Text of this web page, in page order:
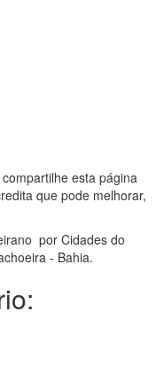
esta página
que pode melhorar,
por Cidades do
- Bahia.